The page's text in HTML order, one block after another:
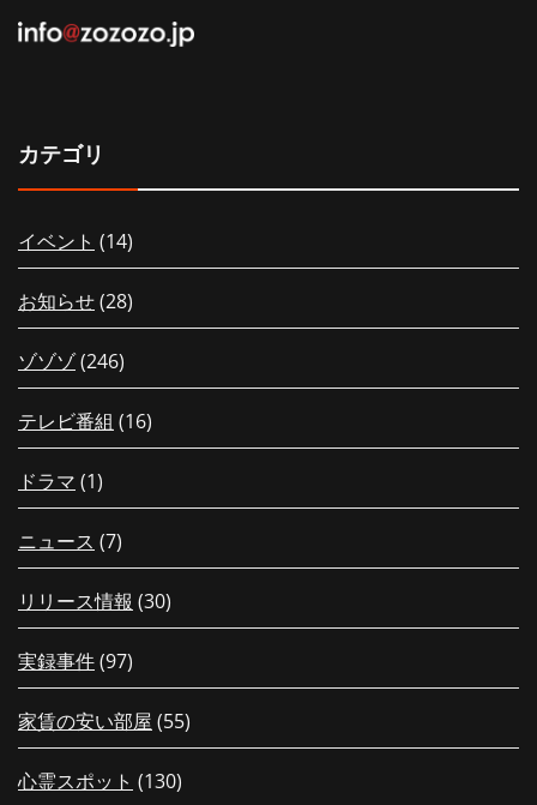
カテゴリ
イベント (14)
お知らせ(28)
ゾゾゾ(246)
テレビ番組 (16)
ドラマ (1)
ニュース (7)
リリース情報 (30)
実録事件(97)
家賃の安い部屋 (55)
心霊スポット (130)